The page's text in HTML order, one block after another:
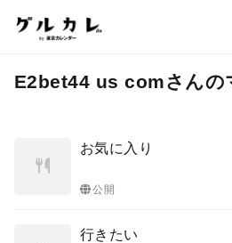
E2bet44 us comさんの
お気に入り
公開
行きたい